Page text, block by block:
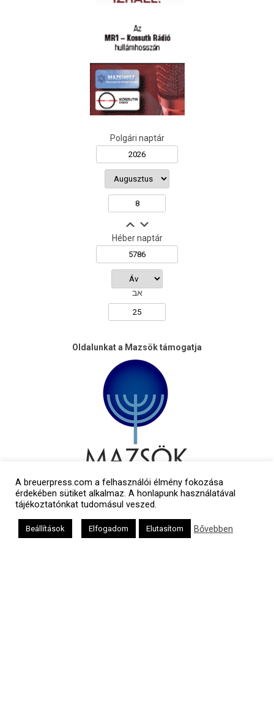
Polgári naptár
Héber naptár
אב
Oldalunkat a Mazsök támogatja
A breuerpress.com a felhasználói élmény fokozása
érdekében sütiket alkalmaz. A honlapunk használatával
tájékoztatónkat tudomásul veszed.
Beállítások Elfogadom Elutasítom Bővebben